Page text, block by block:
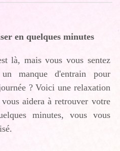
en quelques minutes
là, mais vous vous sentez
manque d'entrain pour
? Voici une relaxation
aidera à retrouver votre
minutes, vous vous